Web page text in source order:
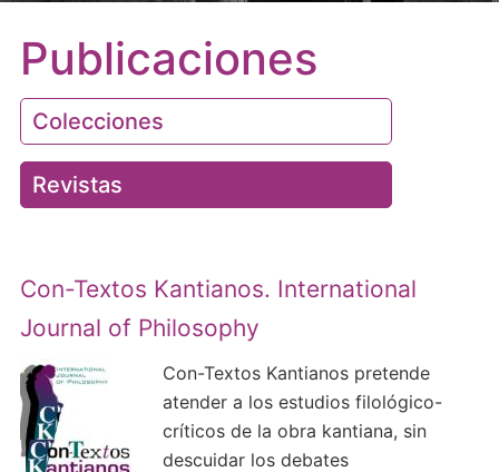
Publicaciones
Colecciones
Revistas
Con-Textos Kantianos. International
Journal of Philosophy
Con-Textos Kantianos pretende
atender a los estudios filológico-
críticos de la obra kantiana, sin
descuidar los debates